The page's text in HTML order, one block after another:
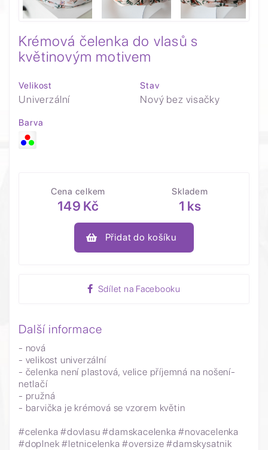
Krémová čelenka do vlasů s
květinovým motivem
Velikost
Univerzální
Stav
Nový bez visačky
Barva
Cena celkem
149 Kč
Skladem
1 ks
Přidat do košíku
Sdílet na Facebooku
Další informace
- nová
- velikost univerzální
- čelenka není plastová, velice příjemná na nošení-
netlačí
- pružná
- barvička je krémová se vzorem květin
#celenka #dovlasu #damskacelenka #novacelenka
#doplnek #letnicelenka #oversize #damskysatnik